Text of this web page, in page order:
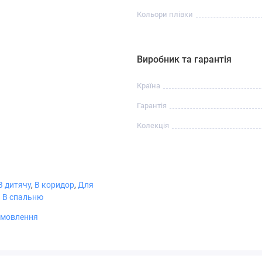
Кольори плівки
Виробник та гарантія
Країна
Гарантія
Колекція
дитячу, В коридор, Для
В спальню